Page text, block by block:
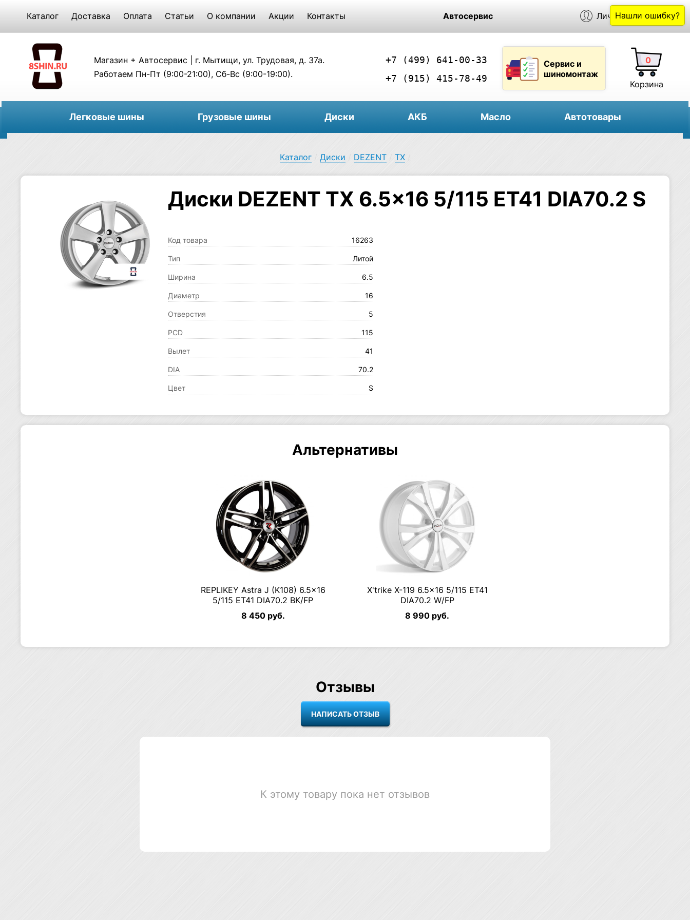
Каталог Доставка Оплата Статьи О компании Акции Контакты Автосервис Личный кабинет
Магазин + Автосервис | г. Мытищи, ул. Трудовая, д. 37а.
Работаем Пн-Пт (9:00-21:00), Сб-Вс (9:00-19:00).
+7 (499) 641-00-33
+7 (915) 415-78-49
Сервис и
шиномонтаж
0
Корзина
Легковые шины Грузовые шины Диски АКБ Масло Автотовары
Каталог/ Диски DEZENT/ TX/
Диски DEZENT TX 6.5×16 5/115 ET41 DIA70.2 S
Код товара 16263
Тип Литой
Ширина 6.5
Диаметр 16
Отверстия 5
PCD 115
Вылет 41
DIA 70.2
Цвет S
Альтернативы
RЕPLIKEY Astra J (K108) 6.5×16
5/115 ET41 DIA70.2 BK/FP
8 450 руб.
X'trike X-119 6.5×16 5/115 ET41
DIA70.2 W/FP
8 990 руб.
Отзывы
К этому товару пока нет отзывов
Нашли ошибку?